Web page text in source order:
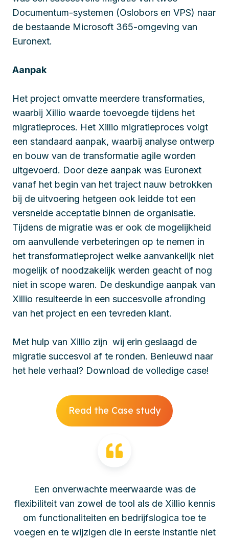
Documentum-systemen (Oslobors en VPS) naar
de bestaande Microsoft 365-omgeving van
Euronext.
Aanpak
Het project omvatte meerdere transformaties,
waarbij Xillio waarde toevoegde tijdens het
migratieproces. Het Xillio migratieproces volgt
een standaard aanpak, waarbij analyse ontwerp
en bouw van de transformatie agile worden
uitgevoerd. Door deze aanpak was Euronext
vanaf het begin van het traject nauw betrokken
bij de uitvoering hetgeen ook leidde tot een
versnelde acceptatie binnen de organisatie.
Tijdens de migratie was er ook de mogelijkheid
om aanvullende verbeteringen op te nemen in
het transformatieproject welke aanvankelijk niet
mogelijk of noodzakelijk werden geacht of nog
niet in scope waren. De deskundige aanpak van
Xillio resulteerde in een succesvolle afronding
van het project en een tevreden klant.
Met hulp van Xillio zijn wij erin geslaagd de
migratie succesvol af te ronden. Benieuwd naar
het hele verhaal? Download de volledige case!
Read the Case study
Een onverwachte meerwaarde was de
flexibiliteit van zowel de tool als de Xillio kennis
om functionaliteiten en bedrijfslogica toe te
voegen en te wijzigen die in eerste instantie niet